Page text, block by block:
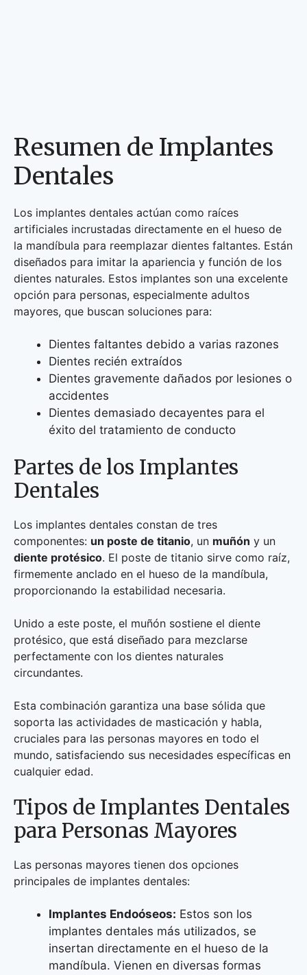
Resumen de Implantes
Dentales
Los implantes dentales actúan como raíces
artificiales incrustadas directamente en el hueso de
la mandíbula para reemplazar dientes faltantes. Están
diseñados para imitar la apariencia y función de los
dientes naturales. Estos implantes son una excelente
opción para personas, especialmente adultos
mayores, que buscan soluciones para:
Dientes faltantes debido a varias razones
Dientes recién extraídos
Dientes gravemente dañados por lesiones o
accidentes
Dientes demasiado decayentes para el
éxito del tratamiento de conducto
Partes de los Implantes
Dentales
Los implantes dentales constan de tres
componentes: un poste de titanio, un muñón y un
diente protésico. El poste de titanio sirve como raíz,
firmemente anclado en el hueso de la mandíbula,
proporcionando la estabilidad necesaria.
Unido a este poste, el muñón sostiene el diente
protésico, que está diseñado para mezclarse
perfectamente con los dientes naturales
circundantes.
Esta combinación garantiza una base sólida que
soporta las actividades de masticación y habla,
cruciales para las personas mayores en todo el
mundo, satisfaciendo sus necesidades específicas en
cualquier edad.
Tipos de Implantes Dentales
para Personas Mayores
Las personas mayores tienen dos opciones
principales de implantes dentales:
Implantes Endoóseos: Estos son los
implantes dentales más utilizados, se
insertan directamente en el hueso de la
mandíbula. Vienen en diversas formas